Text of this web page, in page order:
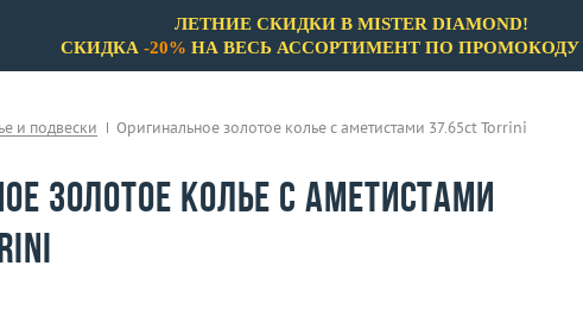
ЛЕТНИЕ СКИДКИ В MISTER DIAMOND!
СКИДКА -20% НА ВЕСЬ АССОРТИМЕНТ ПО ПРОМОКОДУ
и подвески Оригинальное золотое колье с аметистами 37.65ct Torrini
золотое колье с аметистами